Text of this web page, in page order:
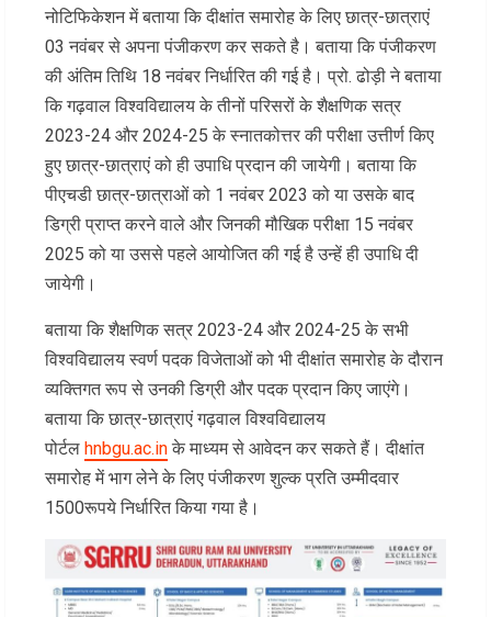
नोटिफिकेशन में बताया कि दीक्षांत समारोह के लिए छात्र-छात्राएं
03 नवंबर से अपना पंजीकरण कर सकते है। बताया कि पंजीकरण
की अंतिम तिथि 18 नवंबर निर्धारित की गई है। प्रो. ढोड़ी ने बताया
कि गढ़वाल विश्वविद्यालय के तीनों परिसरों के शैक्षणिक सत्र
2023-24 और 2024-25 के स्नातकोत्तर की परीक्षा उत्तीर्ण किए
हुए छात्र-छात्राएं को ही उपाधि प्रदान की जायेगी। बताया कि
पीएचडी छात्र-छात्राओं को 1 नवंबर 2023 को या उसके बाद
डिग्री प्राप्त करने वाले और जिनकी मौखिक परीक्षा 15 नवंबर
2025 को या उससे पहले आयोजित की गई है उन्हें ही उपाधि दी
जायेगी।
बताया कि शैक्षणिक सत्र 2023-24 और 2024-25 के सभी
विश्वविद्यालय स्वर्ण पदक विजेताओं को भी दीक्षांत समारोह के दौरान
व्यक्तिगत रूप से उनकी डिग्री और पदक प्रदान किए जाएंगे।
बताया कि छात्र-छात्राएं गढ़वाल विश्वविद्यालय
पोर्टल hnbgu.ac.inके माध्यम से आवेदन कर सकते हैं। दीक्षांत
समारोह में भाग लेने के लिए पंजीकरण शुल्क प्रति उम्मीदवार
1500रूपये निर्धारित किया गया है।